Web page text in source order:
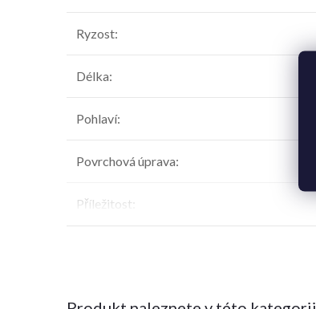
Ryzost:
Délka:
Pohlaví:
Povrchová úprava:
Příležitost